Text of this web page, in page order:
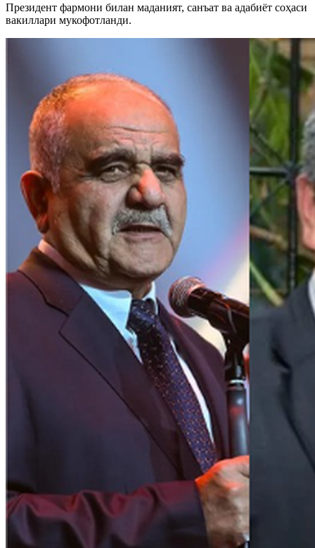
Президент фармони билан маданият, санъат ва адабиёт соҳаси
вакиллари мукофотланди.